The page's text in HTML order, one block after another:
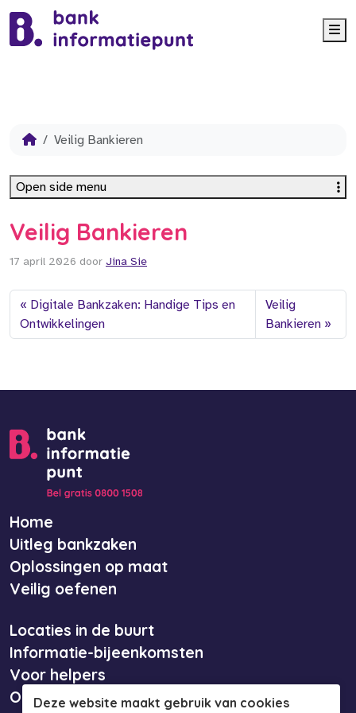
Veilig Bankieren
Veilig Bankieren
17 april 2026 door Jina Sie
Digitale Bankzaken: Handige Tips en
Ontwikkelingen
Veilig
Bankieren
Open side menu
Home
Uitleg bankzaken
Oplossingen op maat
Veilig oefenen
Locaties in de buurt
Informatie-bijeenkomsten
Voor helpers
Over ons
Deze website maakt gebruik van cookies